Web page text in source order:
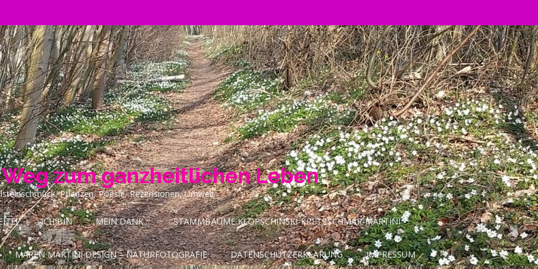
zum ganzheitlichen Leben
Pflanzen, Poesie, Rezensionen, Umwelt
ICH BIN MEIN DANK… STAMMBÄUME KLOPSCHINSKI-KRETZSCHMAR-MARTINI
MAREN MARTINI DESIGN – NATURFOTOGRAFIE DATENSCHUTZERKLÄRUNG IMPRESSUM